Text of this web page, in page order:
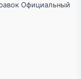
Официальный